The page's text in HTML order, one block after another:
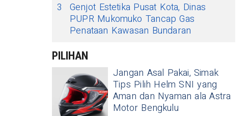
3
Genjot Estetika Pusat Kota, Dinas
PUPR Mukomuko Tancap Gas
Penataan Kawasan Bundaran
PILIHAN
Jangan Asal Pakai, Simak
Tips Pilih Helm SNI yang
Aman dan Nyaman ala Astra
Motor Bengkulu